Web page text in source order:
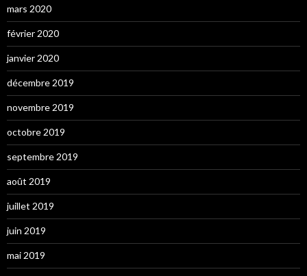
mars 2020
février 2020
janvier 2020
décembre 2019
novembre 2019
octobre 2019
septembre 2019
août 2019
juillet 2019
juin 2019
mai 2019